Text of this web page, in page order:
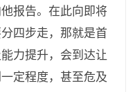
报告。在此向即将
四步走，那就是首
力提升，会到达让
定程度，甚至危及